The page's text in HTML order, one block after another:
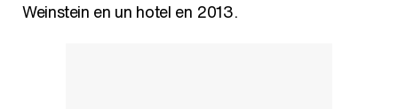
Weinstein en un hotel en 2013.